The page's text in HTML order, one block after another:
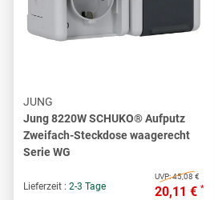
JUNG
Jung 8220W SCHUKO® Aufputz
Zweifach-Steckdose waagerecht
Serie WG
Lieferzeit : 2-3 Tage
UVP:45,08 €
20,11 € *